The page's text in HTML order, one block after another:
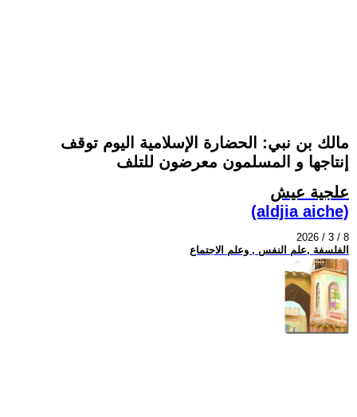
مالك بن نبي: الحضارة الإسلامية اليوم توقف
إنتاجها و المسلمون معرضون للتلف
علجية عيش
(aldjia aiche)
2026 / 3 / 8
الفلسفة ,علم النفس , وعلم الاجتماع